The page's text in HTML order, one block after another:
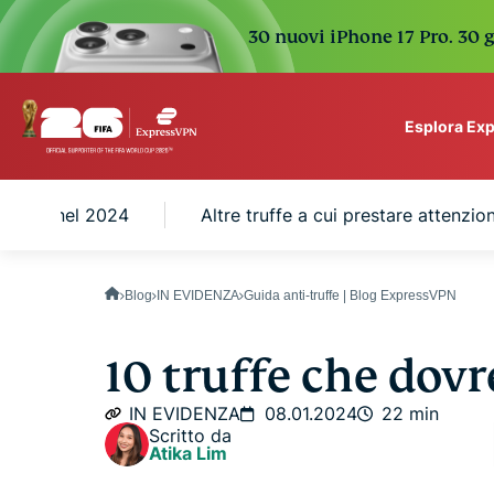
30 nuovi iPhone 17 Pro.
Esplora
VPN protection for
nel 2024 Altre truffe a cui prestare
Blog IN EVIDENZA Guida anti-truffe | Blog ExpressVPN
10 truffe che
IN EVIDENZA 08.01.2024
22 min
Scritto da
Atika Lim